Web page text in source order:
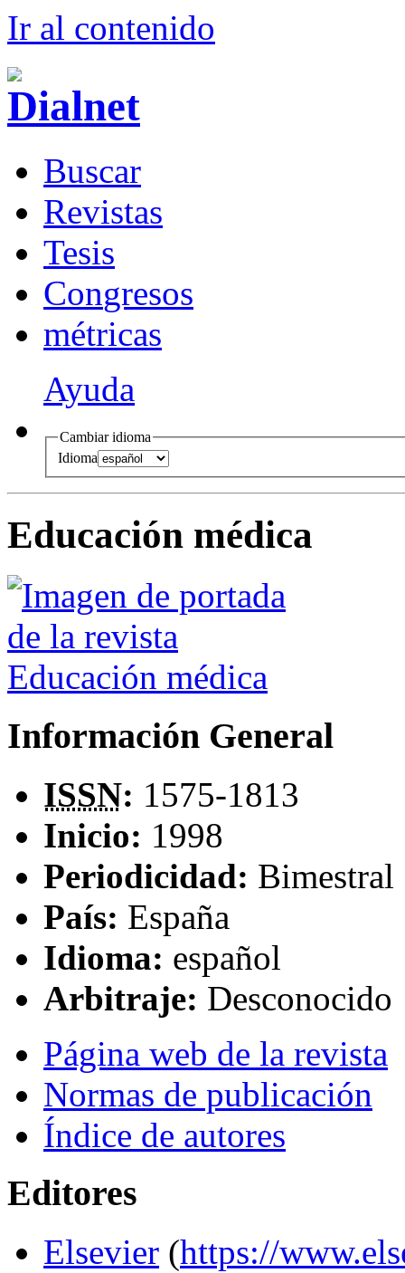
Ir al contenido
Buscar
Revistas
Tesis
Congresos
métricas
Ayuda
Cambiar idioma
Idioma
Educación médica
Información General
ISSN: 1575-1813
Inicio: 1998
Periodicidad: Bimestral
País: España
Idioma: español
Arbitraje: Desconocido
Página web de la revista
Normas de publicación
Índice de autores
Editores
Elsevier (https://